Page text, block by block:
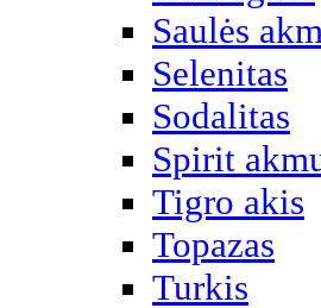
Saulės
Selenitas
Sodalitas
Spirit
Tigro akis
Topazas
Turkis